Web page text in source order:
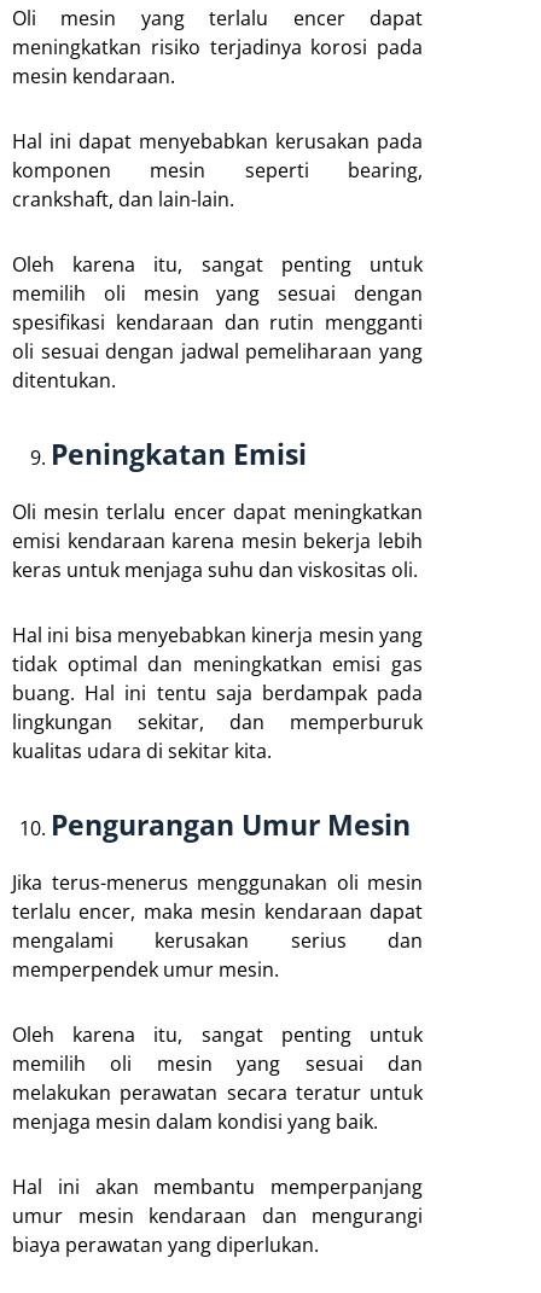
Oli mesin yang terlalu encer dapat
meningkatkan risiko terjadinya korosi pada
mesin kendaraan.
Hal ini dapat menyebabkan kerusakan pada
komponen mesin seperti bearing,
crankshaft, dan lain-lain.
Oleh karena itu, sangat penting untuk
memilih oli mesin yang sesuai dengan
spesifikasi kendaraan dan rutin mengganti
oli sesuai dengan jadwal pemeliharaan yang
ditentukan.
Peningkatan Emisi
Oli mesin terlalu encer dapat meningkatkan
emisi kendaraan karena mesin bekerja lebih
keras untuk menjaga suhu dan viskositas oli.
Hal ini bisa menyebabkan kinerja mesin yang
tidak optimal dan meningkatkan emisi gas
buang. Hal ini tentu saja berdampak pada
lingkungan sekitar, dan memperburuk
kualitas udara di sekitar kita.
Pengurangan Umur Mesin
Jika terus-menerus menggunakan oli mesin
terlalu encer, maka mesin kendaraan dapat
mengalami kerusakan serius dan
memperpendek umur mesin.
Oleh karena itu, sangat penting untuk
memilih oli mesin yang sesuai dan
melakukan perawatan secara teratur untuk
menjaga mesin dalam kondisi yang baik.
Hal ini akan membantu memperpanjang
umur mesin kendaraan dan mengurangi
biaya perawatan yang diperlukan.